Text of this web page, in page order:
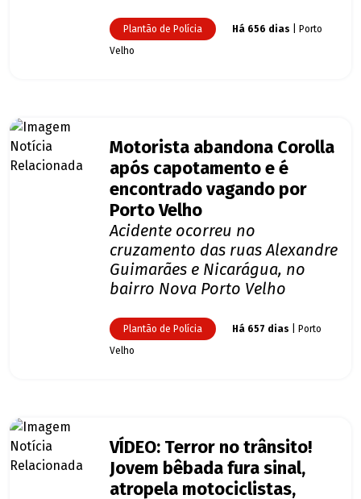
Plantão de Polícia Há 656 dias | Porto
Velho
Motorista abandona Corolla
após capotamento e é
encontrado vagando por
Porto Velho
Acidente ocorreu no
cruzamento das ruas Alexandre
Guimarães e Nicarágua, no
bairro Nova Porto Velho
Plantão de Polícia Há 657 dias | Porto
Velho
VÍDEO: Terror no trânsito!
Jovem bêbada fura sinal,
atropela motociclistas,